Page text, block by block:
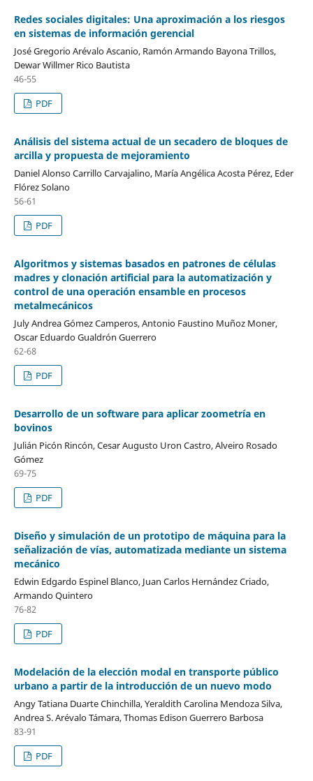
Redes sociales digitales: Una aproximación a los riesgos
en sistemas de información gerencial
José Gregorio Arévalo Ascanio, Ramón Armando Bayona Trillos,
Dewar Willmer Rico Bautista
46-55
PDF
Análisis del sistema actual de un secadero de bloques de
arcilla y propuesta de mejoramiento
Daniel Alonso Carrillo Carvajalino, María Angélica Acosta Pérez, Eder
Flórez Solano
56-61
PDF
Algoritmos y sistemas basados en patrones de células
madres y clonación artificial para la automatización y
control de una operación ensamble en procesos
metalmecánicos
July Andrea Gómez Camperos, Antonio Faustino Muñoz Moner,
Oscar Eduardo Gualdrón Guerrero
62-68
PDF
Desarrollo de un software para aplicar zoometría en
bovinos
Julián Picón Rincón, Cesar Augusto Uron Castro, Alveiro Rosado
Gómez
69-75
PDF
Diseño y simulación de un prototipo de máquina para la
señalización de vías, automatizada mediante un sistema
mecánico
Edwin Edgardo Espinel Blanco, Juan Carlos Hernández Criado,
Armando Quintero
76-82
PDF
Modelación de la elección modal en transporte público
urbano a partir de la introducción de un nuevo modo
Angy Tatiana Duarte Chinchilla, Yeraldith Carolina Mendoza Silva,
Andrea S. Arévalo Támara, Thomas Edison Guerrero Barbosa
83-91
PDF